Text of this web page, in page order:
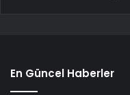
En Güncel Haberler